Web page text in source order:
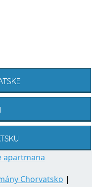
apartmana
Chorvatsko |